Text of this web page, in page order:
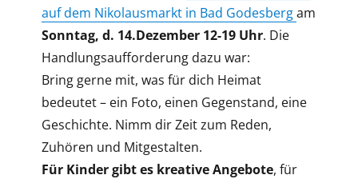
auf dem Nikolausmarkt in Bad Godesbergam
Sonntag, d. 14.Dezember 12-19 Uhr. Die
Handlungsaufforderung dazu war:
Bring gerne mit, was für dich Heimat
bedeutet – ein Foto, einen Gegenstand, eine
Geschichte. Nimm dir Zeit zum Reden,
Zuhören und Mitgestalten.
Für Kinder gibt es kreative Angebote, für